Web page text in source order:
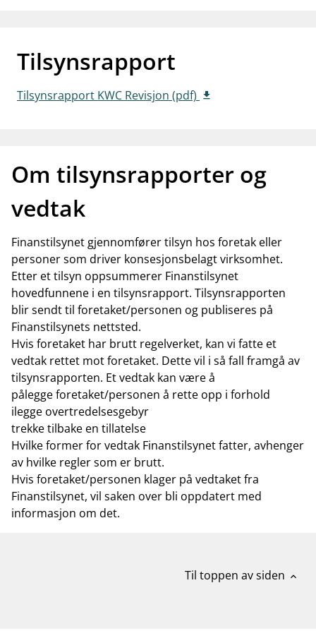
Tilsynsrapport
Tilsynsrapport KWC Revisjon (pdf)
Om tilsynsrapporter og
vedtak
Finanstilsynet gjennomfører tilsyn hos foretak eller
personer som driver konsesjonsbelagt virksomhet.
Etter et tilsyn oppsummerer Finanstilsynet
hovedfunnene i en tilsynsrapport. Tilsynsrapporten
blir sendt til foretaket/personen og publiseres på
Finanstilsynets nettsted.
Hvis foretaket har brutt regelverket, kan vi fatte et
vedtak rettet mot foretaket. Dette vil i så fall framgå av
tilsynsrapporten. Et vedtak kan være å
pålegge foretaket/personen å rette opp i forhold
ilegge overtredelsesgebyr
trekke tilbake en tillatelse
Hvilke former for vedtak Finanstilsynet fatter, avhenger
av hvilke regler som er brutt.
Hvis foretaket/personen klager på vedtaket fra
Finanstilsynet, vil saken over bli oppdatert med
informasjon om det.
Til toppen av siden expand_less